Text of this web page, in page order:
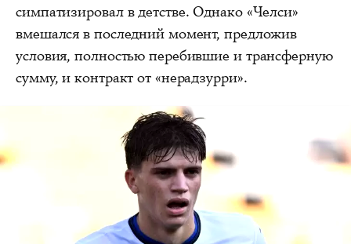
симпатизировал в детстве. Однако «Челси»
вмешался в последний момент, предложив
условия, полностью перебившие и трансферную
сумму, и контракт от «нерадзурри».